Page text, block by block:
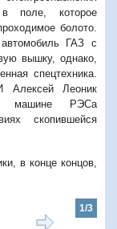
поле, которое
болото.
ГАЗ с
вышку, однако,
спецтехника.
Алексей Леоник
машине РЭСа
скопившейся
в конце концов,
1/3